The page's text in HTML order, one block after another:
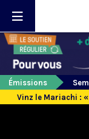
Émissions
Vinz le Mariachi :